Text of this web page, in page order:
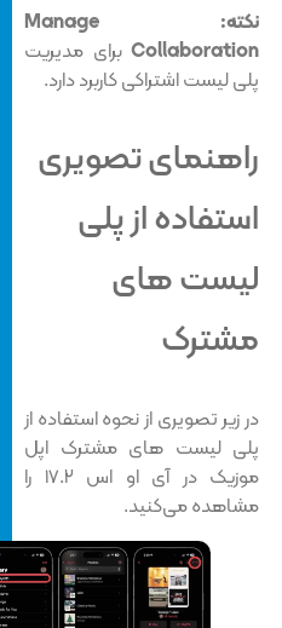
نکته:
Manage
Collaborationبرای مدیریت
پلی لیست اشتراکی کاربرد دارد.
راهنمای تصویری
استفاده از پلی
لیست های
مشترک
در زیر تصویری از نحوه استفاده از
پلی لیست های مشترک اپل
موزیک در آی او اس ۱۷.۲ را
مشاهده می‌کنید.